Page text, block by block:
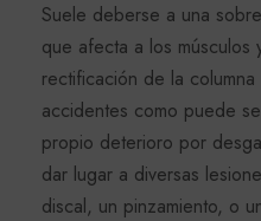
Suele deberse a una
que afecta a los músculos
rectificación de la
accidentes como puede
propio deterioro por
dar lugar a diversas
discal, un pinzamiento, o